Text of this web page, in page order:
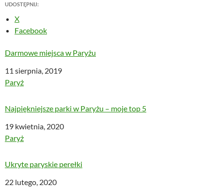
UDOSTĘPNIJ:
X
Facebook
Darmowe miejsca w Paryżu
Data
11 sierpnia, 2019
W odniesieniu do
Paryż
Najpiękniejsze parki w Paryżu – moje top 5
Data
19 kwietnia, 2020
W odniesieniu do
Paryż
Ukryte paryskie perełki
Data
22 lutego, 2020